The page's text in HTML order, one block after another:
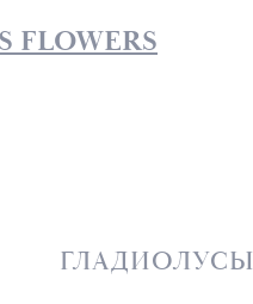
FLOWERS
ГЛАДИОЛУСЫ